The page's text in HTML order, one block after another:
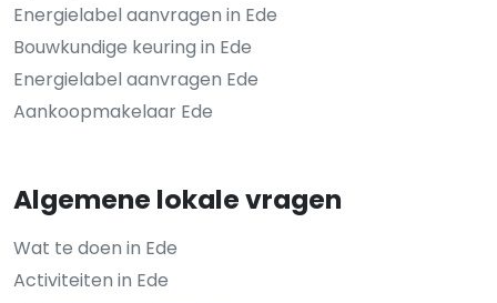
Energielabel aanvragen in Ede
Bouwkundige keuring in Ede
Energielabel aanvragen Ede
Aankoopmakelaar Ede
Algemene lokale vragen
Wat te doen in Ede
Activiteiten in Ede